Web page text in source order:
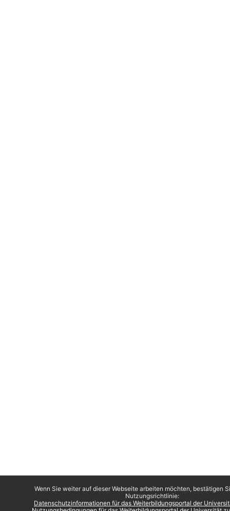
Wenn Sie weiter auf dieser Webseite arbeiten möchten, bestätigen
Nutzungsrichtlinie:
Datenschutzinformationen für das Weiterbildungsportal der